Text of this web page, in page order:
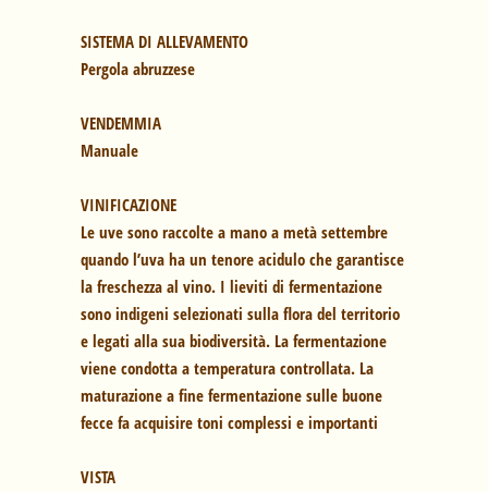
SISTEMA DI ALLEVAMENTO
Pergola abruzzese
VENDEMMIA
Manuale
VINIFICAZIONE
Le uve sono raccolte a mano a metà settembre
quando l’uva ha un tenore acidulo che garantisce
la freschezza al vino. I lieviti di fermentazione
sono indigeni selezionati sulla flora del territorio
e legati alla sua biodiversità. La fermentazione
viene condotta a temperatura controllata. La
maturazione a fine fermentazione sulle buone
fecce fa acquisire toni complessi e importanti
VISTA